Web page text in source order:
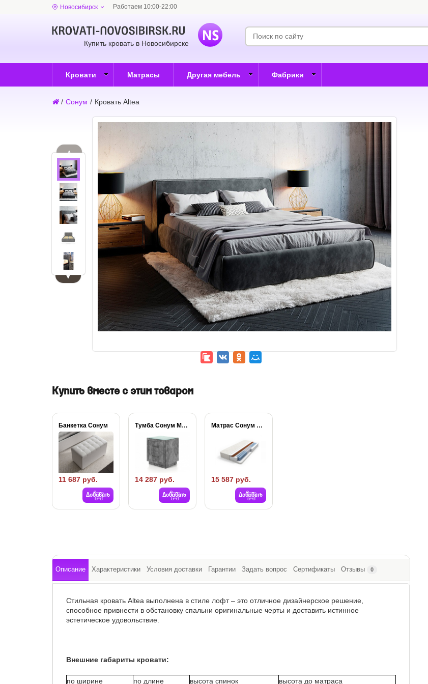
Новосибирск Работаем 10:00-22:00
Купить кровать в Новосибирске
Кровати Матрасы Другая мебель Фабрики
/ Сонум / Кровать Altea
▲
▼
Купить вместе с этим товаром
Банкетка Сонум
11 687 руб.
Добавить
Тумба Сонум Модерн
14 287 руб.
Добавить
Матрас Сонум Balance...
15 587 руб.
Добавить
Описание Характеристики Условия доставки Гарантии Задать вопрос Сертификаты Отзывы 0
Стильная кровать Altea выполнена в стиле лофт – это отличное дизайнерское решение,
способное привнести в обстановку спальни оригинальные черты и доставить истинное
эстетическое удовольствие.
Внешние габариты кровати:
по ширине по длине высота спинок
высота до матраса